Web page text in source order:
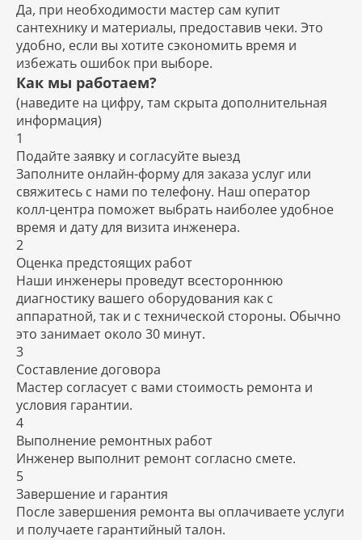
Да, при необходимости мастер сам купит
сантехнику и материалы, предоставив чеки. Это
удобно, если вы хотите сэкономить время и
избежать ошибок при выборе.
Как мы работаем?
(наведите на цифру, там скрыта дополнительная
информация)
1
Подайте заявку и согласуйте выезд
Заполните онлайн-форму для заказа услуг или
свяжитесь с нами по телефону. Наш оператор
колл-центра поможет выбрать наиболее удобное
время и дату для визита инженера.
2
Оценка предстоящих работ
Наши инженеры проведут всестороннюю
диагностику вашего оборудования как с
аппаратной, так и с технической стороны. Обычно
это занимает около 30 минут.
3
Составление договора
Мастер согласует с вами стоимость ремонта и
условия гарантии.
4
Выполнение ремонтных работ
Инженер выполнит ремонт согласно смете.
5
Завершение и гарантия
После завершения ремонта вы оплачиваете услуги
и получаете гарантийный талон.